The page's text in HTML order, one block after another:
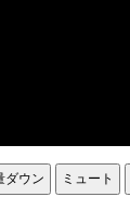
ダウン ミュート